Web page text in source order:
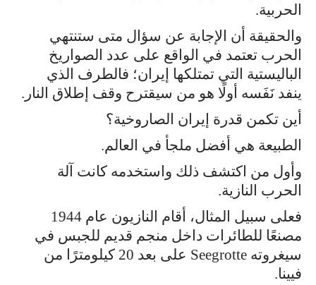
الحربية.
والحقيقة أن الإجابة عن سؤال متى ستنتهي
الحرب تعتمد في الواقع على عدد الصواريخ
الباليستية التي تمتلكها إيران؛ فالطرف الذي
ينفد نَفَسه أولًا هو من سيقترح وقف إطلاق النار.
أين تكمن قدرة إيران الصاروخية؟
الطبيعة هي أفضل ملجأ في العالم.
وأول من اكتشف ذلك واستخدمه كانت آلة
الحرب النازية.
فعلى سبيل المثال، أقام النازيون عام 1944
مصنعًا للطائرات داخل منجم قديم للجبس في
سيغروته Seegrotte على بعد 20 كيلومترًا من
فيينا.